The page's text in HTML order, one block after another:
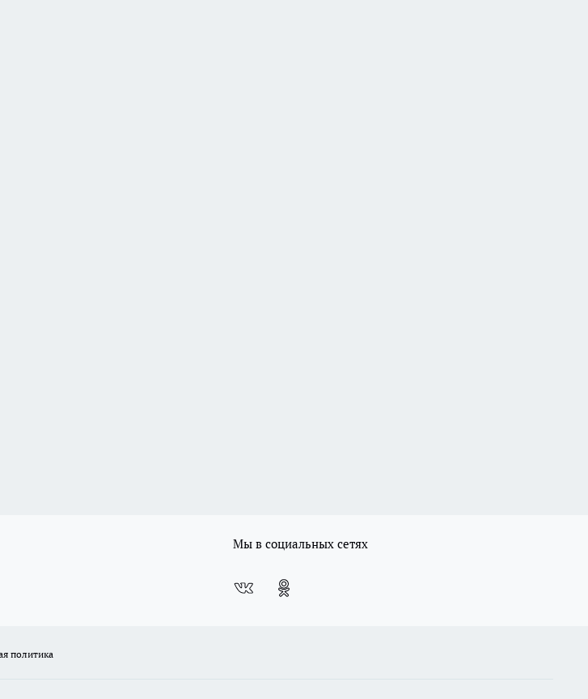
Мы в социальных сетях
политика